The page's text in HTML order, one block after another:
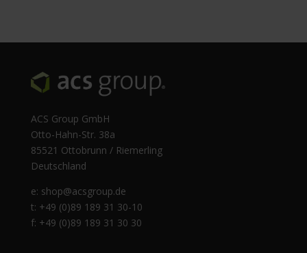
ACS Group GmbH
Otto-Hahn-Str. 38a
85521 Ottobrunn / Riemerling
Deutschland
e: shop@acsgroup.de
t: +49 (0)89 189 31 30-10
f: +49 (0)89 189 31 30 30